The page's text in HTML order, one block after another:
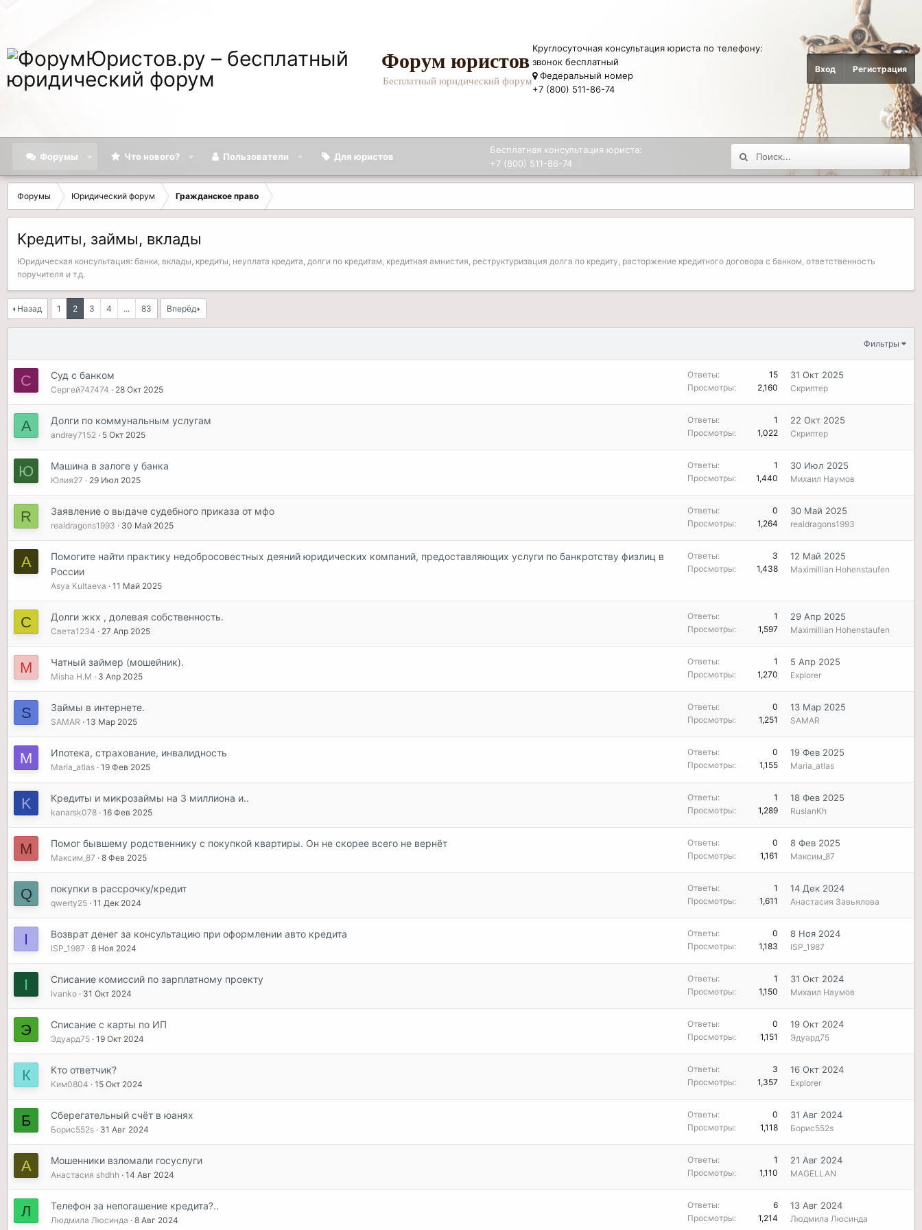
Форум юристов
Бесплатный юридический форум
Круглосуточная консультация юриста по телефону:
звонок бесплатный
Федеральный номер
+7 (800) 511-86-74
Вход Регистрация
Форумы Что нового? Пользователи Для юристов
Бесплатная консультация юриста:
+7 (800) 511-86-74
Форумы Юридический форум Гражданское право
Кредиты, займы, вклады
Юридическая консультация: банки, вклады, кредиты, неуплата кредита, долги по кредитам, кредитная амнистия, реструктуризация долга по кредиту, расторжение кредитного договора с банком, ответственность
поручителя и т.д.
Назад 1 2 3 4 ... 83 Вперёд
Фильтры
С Суд с банком
Сергей747474 28 Окт 2025
Ответы
15
Просмотры
2,160
31 Окт 2025
Скриптер
A Долги по коммунальным услугам
andrey7152 5 Окт 2025
Ответы
1
Просмотры
1,022
22 Окт 2025
Скриптер
Ю Машина в залоге у банка
Юлия27 29 Июл 2025
Ответы
1
Просмотры
1,440
30 Июл 2025
Михаил Наумов
R Заявление о выдаче судебного приказа от мфо
realdragons1993 30 Май 2025
Ответы
0
Просмотры
1,264
30 Май 2025
realdragons1993
A
Помогите найти практику недобросовестных деяний юридических компаний, предоставляющих услуги по банкротству физлиц в
России
Asya Kultaeva 11 Май 2025
Ответы
3
Просмотры
1,438
12 Май 2025
Maximillian Hohenstaufen
С Долги жкх , долевая собственность.
Света1234 27 Апр 2025
Ответы
1
Просмотры
1,597
29 Апр 2025
Maximillian Hohenstaufen
M Чатный займер (мошейник).
Misha H.M 3 Апр 2025
Ответы
1
Просмотры
1,270
5 Апр 2025
Explorer
S Займы в интернете.
SAMAR 13 Мар 2025
Ответы
0
Просмотры
1,251
13 Мар 2025
SAMAR
M Ипотека, страхование, инвалидность
Maria_atlas 19 Фев 2025
Ответы
0
Просмотры
1,155
19 Фев 2025
Maria_atlas
K Кредиты и микрозаймы на 3 миллиона и..
kanarsk078 16 Фев 2025
Ответы
1
Просмотры
1,289
18 Фев 2025
RuslanKh
М Помог бывшему родственнику с покупкой квартиры. Он не скорее всего не вернёт
Максим_87 8 Фев 2025
Ответы
0
Просмотры
1,161
8 Фев 2025
Максим_87
Q покупки в рассрочку/кредит
qwerty25 11 Дек 2024
Ответы
1
Просмотры
1,611
14 Дек 2024
Анастасия Завьялова
I Возврат денег за консультацию при оформлении авто кредита
ISP_1987 8 Ноя 2024
Ответы
0
Просмотры
1,183
8 Ноя 2024
ISP_1987
I Списание комиссий по зарплатному проекту
Ivanko 31 Окт 2024
Ответы
1
Просмотры
1,150
31 Окт 2024
Михаил Наумов
Э Списание с карты по ИП
Эдуард75 19 Окт 2024
Ответы
0
Просмотры
1,151
19 Окт 2024
Эдуард75
К Кто ответчик?
Ким0804 15 Окт 2024
Ответы
3
Просмотры
1,357
16 Окт 2024
Explorer
Б Сберегательный счёт в юанях
Борис552s 31 Авг 2024
Ответы
0
Просмотры
1,118
31 Авг 2024
Борис552s
А Мошенники взломали госуслуги
Анастасия shdhh 14 Авг 2024
Ответы
1
Просмотры
1,110
21 Авг 2024
MAGELLAN
Л Телефон за непогашение кредита?..
Людмила Люсинда 8 Авг 2024
Ответы
6
Просмотры
1,214
13 Авг 2024
Людмила Люсинда